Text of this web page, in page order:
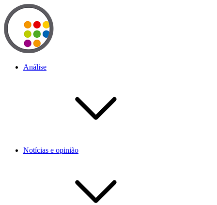
Análise
Notícias e opinião